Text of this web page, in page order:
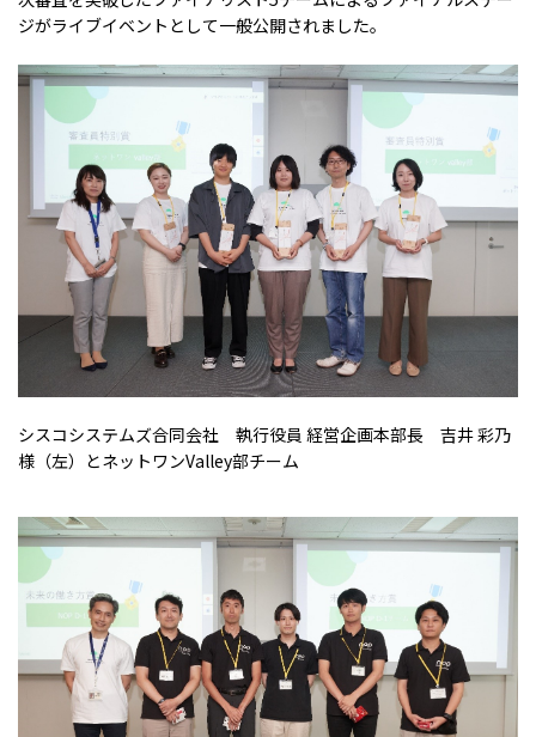
ジがライブイベントとして一般公開されました。
シスコシステムズ合同会社 執行役員 経営企画本部長 吉井 彩乃
様（左）とネットワンValley部チーム